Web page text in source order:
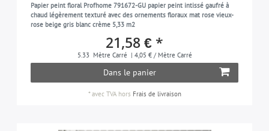
Papier peint floral Profhome 791672-GU papier peint intissé gaufré à
chaud légèrement texturé avec des ornements floraux mat rose vieux-
rose beige gris blanc crème 5,33 m2
21,58 € *
5.33 Mètre Carré | 4,05 € / Mètre Carré
Dans le panier
*avec TVAhors Frais de livraison